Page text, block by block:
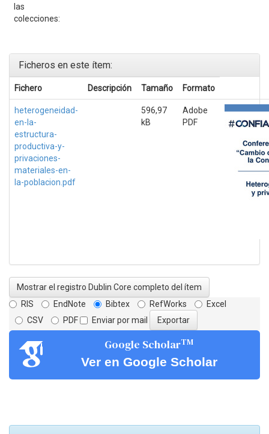
las
colecciones:
Ficheros en este ítem:
Fichero Descripción Tamaño Formato
heterogeneidad-
en-la-
estructura-
productiva-y-
privaciones-
materiales-en-
la-poblacion.pdf
596,97
kB
Adobe
PDF
Mostrar el registro Dublin Core completo del ítem
RIS
EndNote Bibtex RefWorks
Excel
CSV
PDF Enviar por mail
Google ScholarTM
Ver en Google Scholar